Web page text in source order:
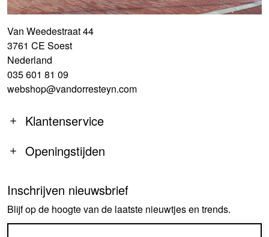
Van Weedestraat 44
3761 CE Soest
Nederland
035 601 81 09
webshop@vandorresteyn.com
Klantenservice
Openingstijden
MA
14:00-18:00
DI-DO
09:30-18:00
Inschrijven nieuwsbrief
Blijf op de hoogte van de laatste nieuwtjes en trends.